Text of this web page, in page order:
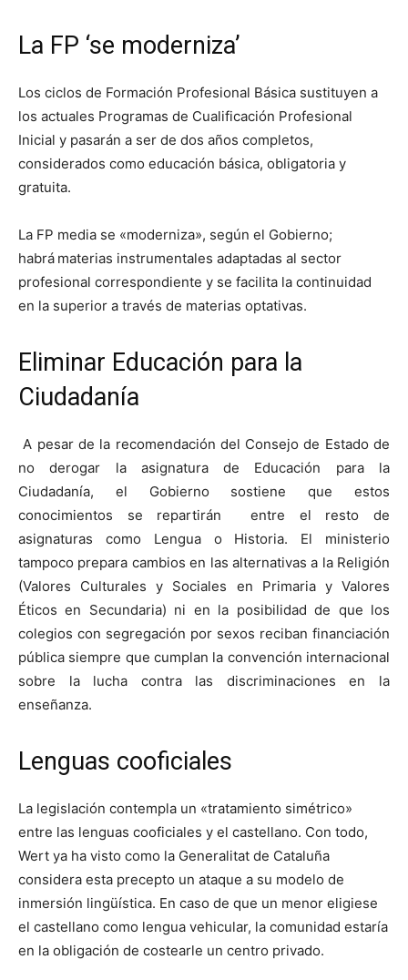
La FP ‘se moderniza’
Los ciclos de Formación Profesional Básica sustituyen a
los actuales Programas de Cualificación Profesional
Inicial y pasarán a ser de dos años completos,
considerados como educación básica, obligatoria y
gratuita.
La FP media se «moderniza», según el Gobierno;
habrá materias instrumentales adaptadas al sector
profesional correspondiente y se facilita la continuidad
en la superior a través de materias optativas.
Eliminar Educación para la
Ciudadanía
A pesar de la recomendación del Consejo de Estado de
no derogar la asignatura de Educación para la
Ciudadanía, el Gobierno sostiene que estos
conocimientos se repartirán entre el resto de
asignaturas como Lengua o Historia. El ministerio
tampoco prepara cambios en las alternativas a la Religión
(Valores Culturales y Sociales en Primaria y Valores
Éticos en Secundaria) ni en la posibilidad de que los
colegios con segregación por sexos reciban financiación
pública siempre que cumplan la convención internacional
sobre la lucha contra las discriminaciones en la
enseñanza.
Lenguas cooficiales
La legislación contempla un «tratamiento simétrico»
entre las lenguas cooficiales y el castellano. Con todo,
Wert ya ha visto como la Generalitat de Cataluña
considera esta precepto un ataque a su modelo de
inmersión lingüística. En caso de que un menor eligiese
el castellano como lengua vehicular, la comunidad estaría
en la obligación de costearle un centro privado.